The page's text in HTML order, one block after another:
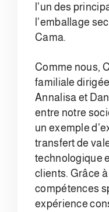
l'un des
l'emballage
Cama.
Comme nous,
familiale
Annalisa et
entre notre
un exemple
transfert de
technologique
clients. Grâce
compétences
expérience